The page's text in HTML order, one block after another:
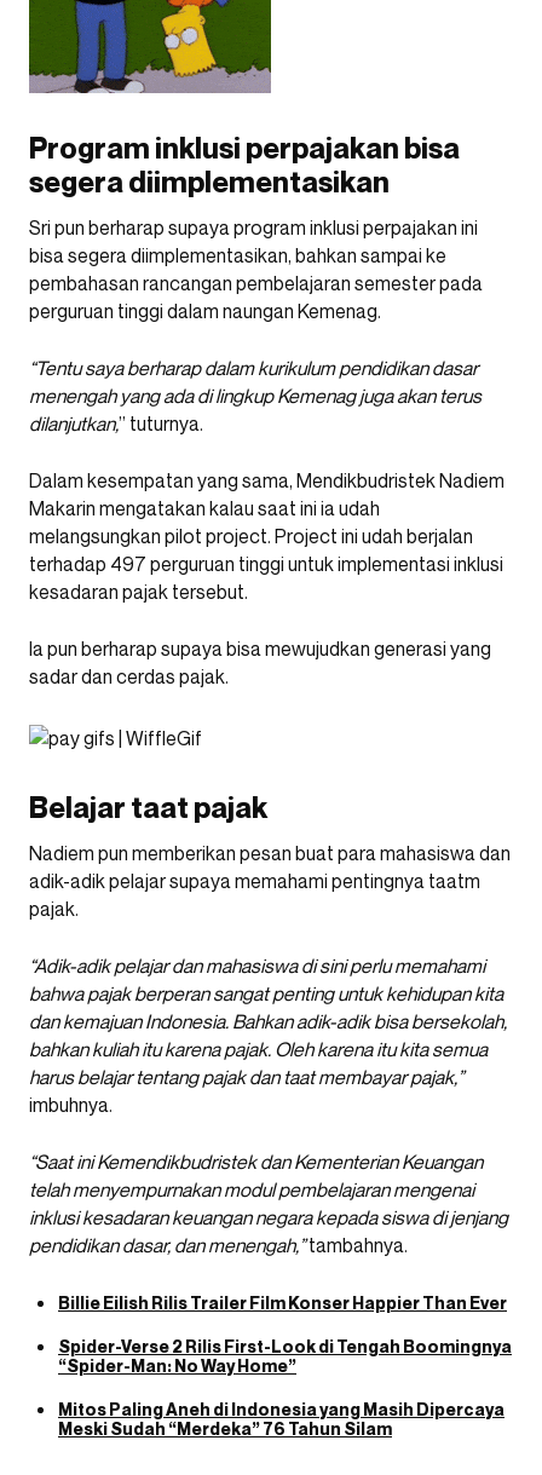
Program inklusi perpajakan bisa
segera diimplementasikan
Sri pun berharap supaya program inklusi perpajakan ini
bisa segera diimplementasikan, bahkan sampai ke
pembahasan rancangan pembelajaran semester pada
perguruan tinggi dalam naungan Kemenag.
“Tentu saya berharap dalam kurikulum pendidikan dasar
menengah yang ada di lingkup Kemenag juga akan terus
dilanjutkan,” tuturnya.
Dalam kesempatan yang sama, Mendikbudristek Nadiem
Makarin mengatakan kalau saat ini ia udah
melangsungkan pilot project. Project ini udah berjalan
terhadap 497 perguruan tinggi untuk implementasi inklusi
kesadaran pajak tersebut.
Ia pun berharap supaya bisa mewujudkan generasi yang
sadar dan cerdas pajak.
Belajar taat pajak
Nadiem pun memberikan pesan buat para mahasiswa dan
adik-adik pelajar supaya memahami pentingnya taatm
pajak.
“Adik-adik pelajar dan mahasiswa di sini perlu memahami
bahwa pajak berperan sangat penting untuk kehidupan kita
dan kemajuan Indonesia. Bahkan adik-adik bisa bersekolah,
bahkan kuliah itu karena pajak. Oleh karena itu kita semua
harus belajar tentang pajak dan taat membayar pajak,”
imbuhnya.
“Saat ini Kemendikbudristek dan Kementerian Keuangan
telah menyempurnakan modul pembelajaran mengenai
inklusi kesadaran keuangan negara kepada siswa di jenjang
pendidikan dasar, dan menengah,”tambahnya.
Billie Eilish Rilis Trailer Film Konser Happier Than Ever
Spider-Verse 2 Rilis First-Look di Tengah Boomingnya
“Spider-Man: No Way Home”
Mitos Paling Aneh di Indonesia yang Masih Dipercaya
Meski Sudah “Merdeka” 76 Tahun Silam